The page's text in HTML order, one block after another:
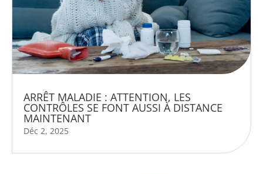
ARRÊT MALADIE : ATTENTION, LES
CONTRÔLES SE FONT AUSSI À DISTANCE
MAINTENANT
Déc 2, 2025